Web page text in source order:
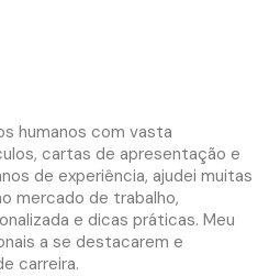
humanos com vasta
cartas de apresentação e
de experiência, ajudei muitas
mercado de trabalho,
e dicas práticas. Meu
a se destacarem e
carreira.